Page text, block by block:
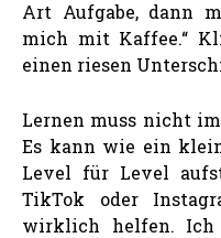
Art Aufgabe, dann
mich mit Kaffee.“
einen riesen
Lernen muss nicht
Es kann wie ein
Level für Level
TikTok oder
wirklich helfen. Ich